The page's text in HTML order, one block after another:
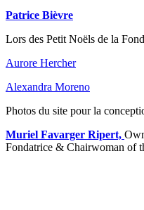
Patrice Bièvre
Lors des Petit Noëls de la
Aurore Hercher
Alexandra Moreno
Photos du site pour la
Muriel Favarger Ripert,
Fondatrice & Chairwoman of